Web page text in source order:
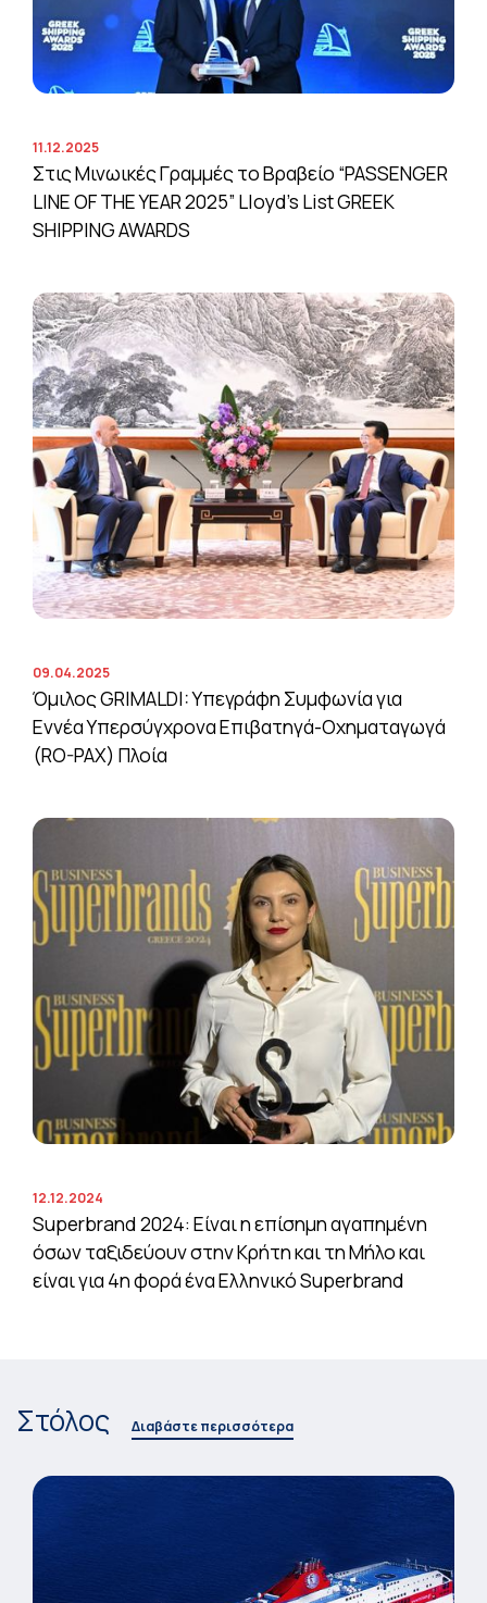
11.12.2025
Στις Μινωικές Γραμμές το Βραβείο “PASSENGER
LINE OF THE YEAR 2025” Lloyd’s List GREEK
SHIPPING AWARDS
09.04.2025
Όμιλος GRIMALDI: Υπεγράφη Συμφωνία για
Εννέα Υπερσύγχρονα Επιβατηγά-Οχηματαγωγά
(RO-PAX) Πλοία
12.12.2024
Superbrand 2024: Είναι η επίσημη αγαπημένη
όσων ταξιδεύουν στην Κρήτη και τη Μήλο και
είναι για 4η φορά ένα Ελληνικό Superbrand
Στόλος Διαβάστε περισσότερα